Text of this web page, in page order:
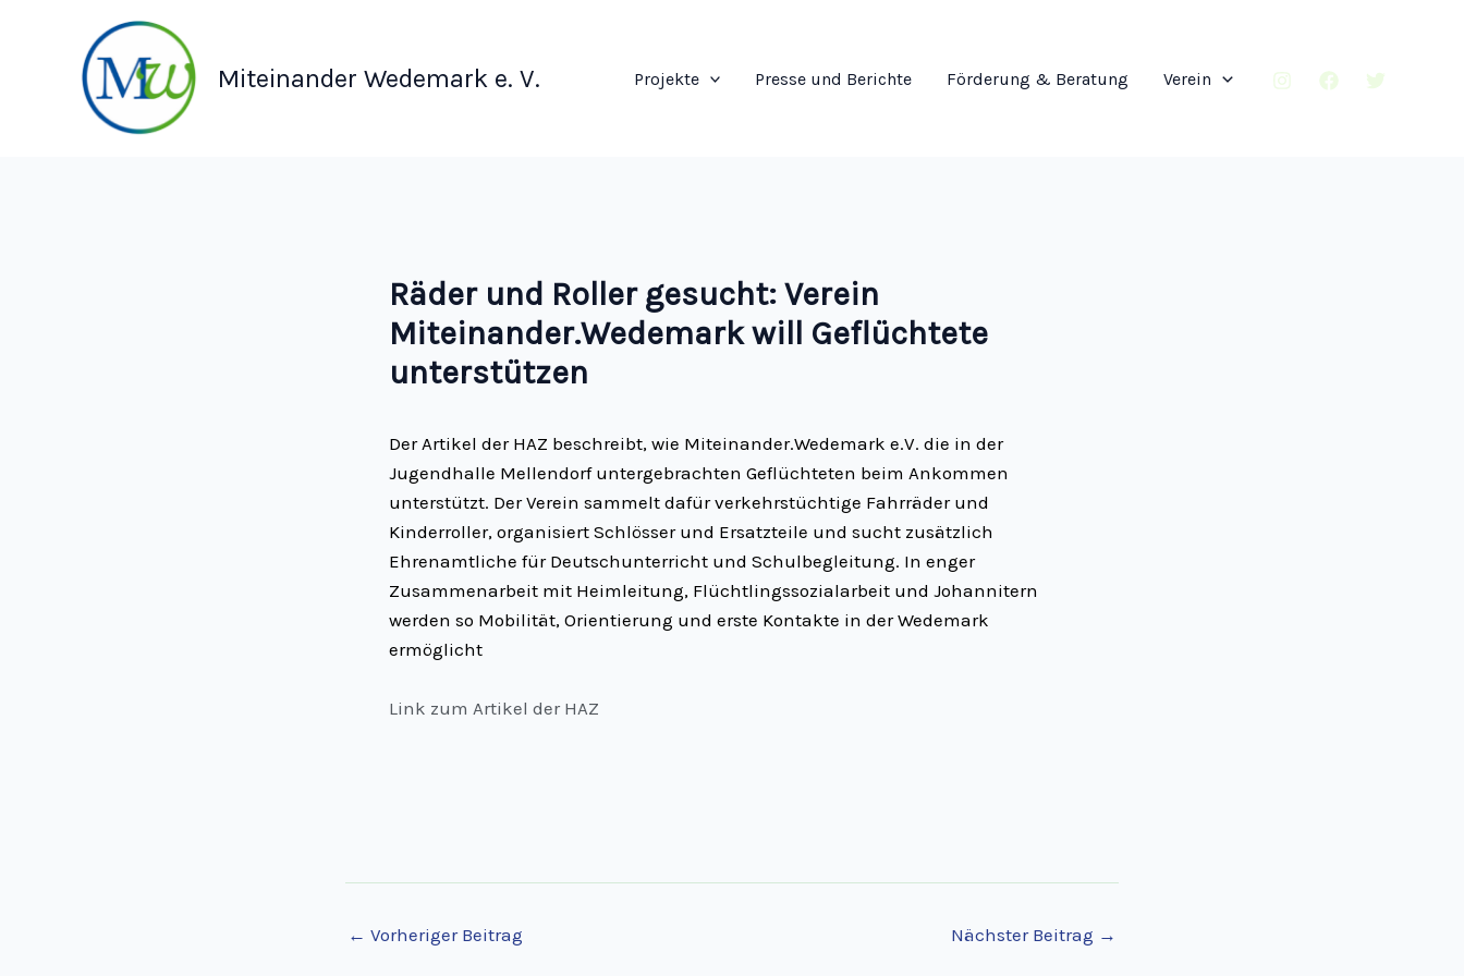
Miteinander Wedemark e. V. Projekte Presse und Berichte Förderung & Beratung Verein
Räder und Roller gesucht: Verein
Miteinander.Wedemark will Geflüchtete
unterstützen
Der Artikel der HAZ beschreibt, wie Miteinander.Wedemark e.V. die in der
Jugendhalle Mellendorf untergebrachten Geflüchteten beim Ankommen
unterstützt. Der Verein sammelt dafür verkehrstüchtige Fahrräder und
Kinderroller, organisiert Schlösser und Ersatzteile und sucht zusätzlich
Ehrenamtliche für Deutschunterricht und Schulbegleitung. In enger
Zusammenarbeit mit Heimleitung, Flüchtlingssozialarbeit und Johannitern
werden so Mobilität, Orientierung und erste Kontakte in der Wedemark
ermöglicht
Link zum Artikel der HAZ
← Vorheriger Beitrag Nächster Beitrag →